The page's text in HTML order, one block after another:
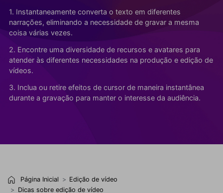
Suporte
Todos os recursos de IA >
Blog
Mais Soluções >
Começe a Usar
Suporte
TESTE GRÁTIS COMPRE AGORA
Entrar
1. Instantaneamente converta o texto em diferentes
narrações, eliminando a necessidade de gravar a mesma
coisa várias vezes.
2. Encontre uma diversidade de recursos e avatares para
atender às diferentes necessidades na produção e edição de
vídeos.
3. Inclua ou retire efeitos de cursor de maneira instantânea
durante a gravação para manter o interesse da audiência.
Página Inicial
Edição de vídeo
Dicas sobre edição de vídeo